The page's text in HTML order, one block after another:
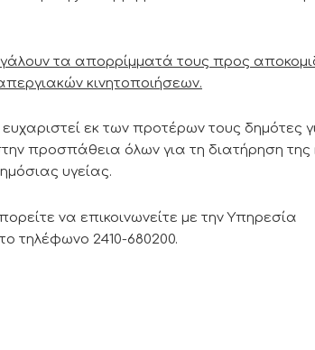
τα απορρίμματά τους προς
κινητοποιήσεων.
εκ των προτέρων τους δημότες
προσπάθεια όλων για τη διατήρηση της
υγείας.
να επικοινωνείτε με την Υπηρεσία
τηλέφωνο 2410-680200.